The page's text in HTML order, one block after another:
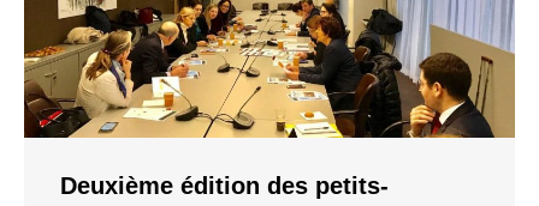
Deuxième édition des petits-